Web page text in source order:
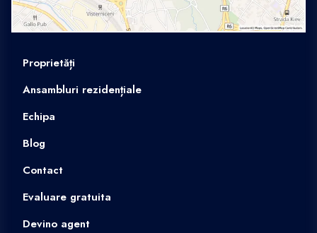
Proprietăți
Ansambluri rezidențiale
Echipa
Blog
Contact
Evaluare gratuita
Devino agent